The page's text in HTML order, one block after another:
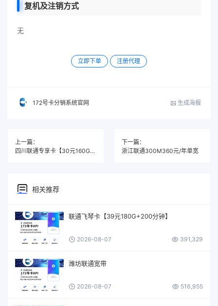
复机及注销方式
无
立即下单 注册代理
172号卡分销系统官网 生成海报
上一篇：
四川联通专享卡【30元160G+100分钟】
下一篇：
浙江联通300M360元/年单宽
相关推荐
联通飞琴卡【39元180G+200分钟】
2026-08-07 391,329
潍坊联通宽带
2026-08-07 516,955